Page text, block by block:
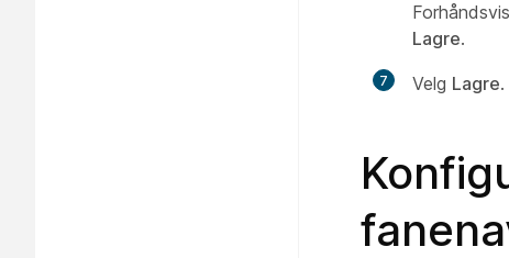
Lagre.
7 Velg Lagre.